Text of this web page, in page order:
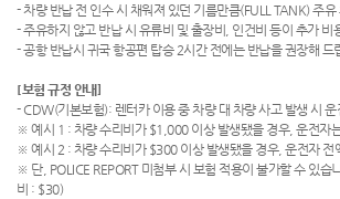
- 차량 반납 전 인수 시 채워져 있던 기름만큼(FULL TANK) 주유
- 주유하지 않고 반납 시 유류비 및 출장비, 인건비 등이 추가 비
- 공항 반납시 귀국 항공편 탑승 2시간 전에는 반납을 권장해 드
[보험 규정 안내]
- CDW(기본보험): 렌터카 이용 중 차량 대 차량 사고 발생 시
※ 예시 1 : 차량 수리비가 $1,000 이상 발생됐을 경우, 운전자
※ 예시 2 : 차량 수리비가 $300 이상 발생됐을 경우, 운전자 전
※ 단, POLICE REPORT 미첨부 시 보험 적용이 불가할 수 있습
비 : $30)